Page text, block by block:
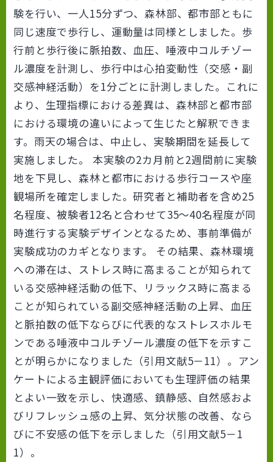
験を行い、一人15分ずつ、森林部、都市部ともに
同じ速度で歩行し、運動量は同様としました。歩
行前と歩行後に脈拍数、血圧、唾液中コルチゾー
ル濃度を計測し、歩行中は心拍変動性（交感・副
交感神経活動）を1分ごとに計測しました。これに
より、生理指標における差異は、森林部と都市部
における環境の違いによって生じたと解釈できま
す。雨天の場合は、中止し、実験期間を延長して
実施しました。 本実験の2カ月前と2週間前に実験
地を下見し、森林と都市における歩行コースや座
観場所を確定しました。研究者と補助者を含め25
名程度、被験者12名と合わせて35～40名程度が同
時進行する実験デザインとなるため、事前準備が
実験成功のカギとなります。 その結果、森林環境
への滞在は、ストレス時に高まることが知られて
いる交感神経活動の低下、リラックス時に高まる
ことが知られている副交感神経活動の上昇、血圧
と脈拍数の低下ならびに代表的なストレスホルモ
ンである唾液中コルチゾール濃度の低下を示すこ
とが明らかになりました（引用文献5－11）。アン
ケートによる主観評価においても生理評価の結果
とよい一致を示し、快適感、鎮静感、自然感およ
びリフレッシュ感の上昇、気分状態の改善、なら
びに不安感の低下を示しました（引用文献5－1
1）。